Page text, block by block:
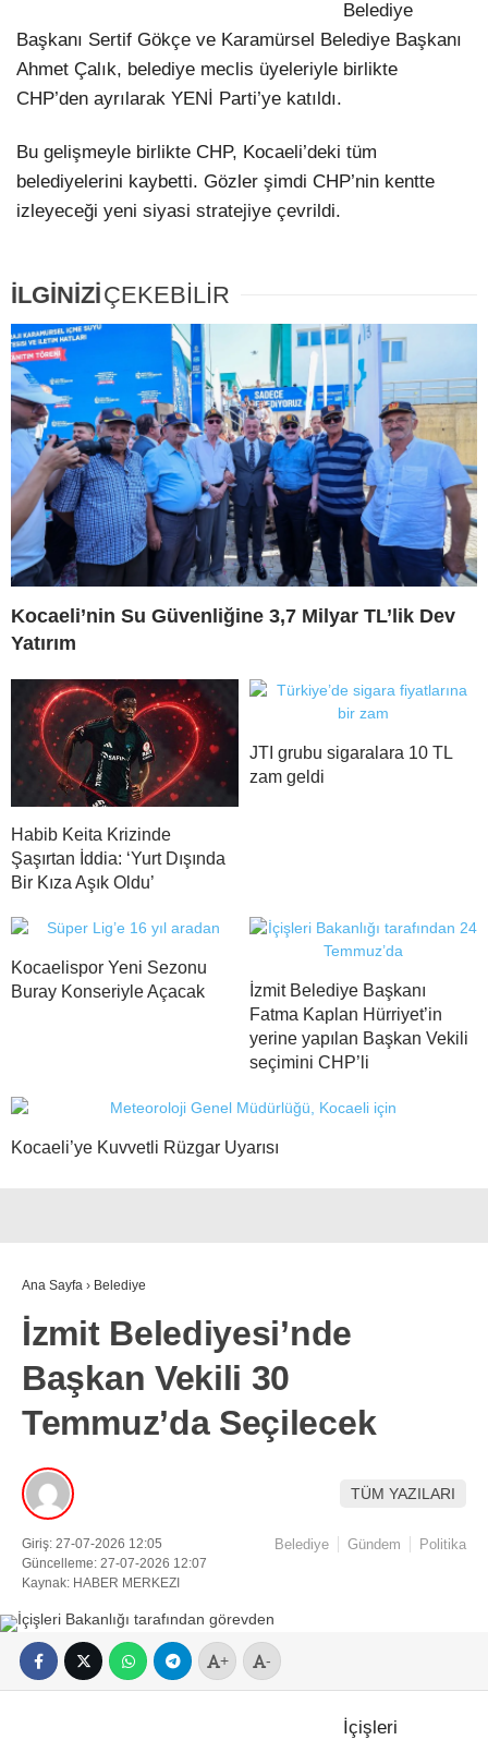
Belediye
Başkanı Sertif Gökçe ve Karamürsel Belediye Başkanı
Ahmet Çalık, belediye meclis üyeleriyle birlikte
CHP’den ayrılarak YENİ Parti’ye katıldı.
Bu gelişmeyle birlikte CHP, Kocaeli’deki tüm
belediyelerini kaybetti. Gözler şimdi CHP’nin kentte
izleyeceği yeni siyasi stratejiye çevrildi.
İLGİNİZİÇEKEBİLİR
Kocaeli’nin Su Güvenliğine 3,7 Milyar TL’lik Dev
Yatırım
Habib Keita Krizinde
Şaşırtan İddia: ‘Yurt Dışında
Bir Kıza Aşık Oldu’
JTI grubu sigaralara 10 TL
zam geldi
Kocaelispor Yeni Sezonu
Buray Konseriyle Açacak
İzmit Belediye Başkanı
Fatma Kaplan Hürriyet’in
yerine yapılan Başkan Vekili
seçimini CHP’li
Kocaeli’ye Kuvvetli Rüzgar Uyarısı
Ana Sayfa › Belediye
İzmit Belediyesi’nde
Başkan Vekili 30
Temmuz’da Seçilecek
TÜM YAZILARI
Giriş: 27-07-2026 12:05
Güncelleme: 27-07-2026 12:07
Kaynak: HABER MERKEZI
Belediye Gündem Politika
+ -
İçişleri